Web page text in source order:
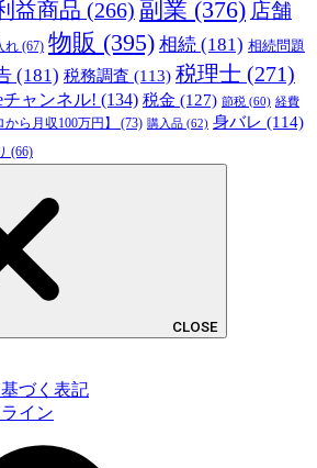
益商品 (266) 副業 (376) 店舗
れ (67) 物販 (395) 相続 (181) 相続問題
(181) 税務調査 (113) 税理士 (271)
チャンネル! (134) 税金 (127) 節税 (60) 経費
ら月収100万円】 (73) 購入品 (62) 身バレ (114)
(66)
CLOSE
づく表記
イン